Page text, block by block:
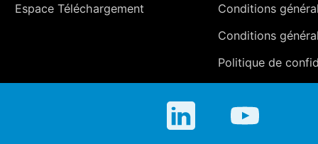
Espace Téléchargement
Conditions
Conditions
Politique de